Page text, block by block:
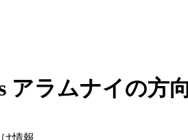
アラムナイの方
情報